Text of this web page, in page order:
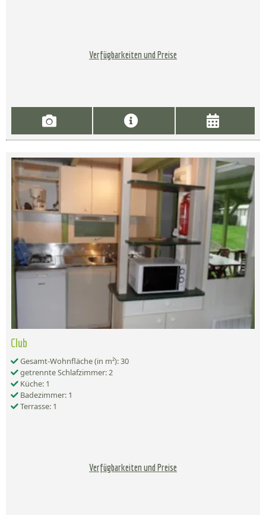
Verfügbarkeiten und Preise
Club
Gesamt-Wohnfläche (in m²): 30
getrennte Schlafzimmer: 2
Küche: 1
Badezimmer: 1
Terrasse: 1
Verfügbarkeiten und Preise